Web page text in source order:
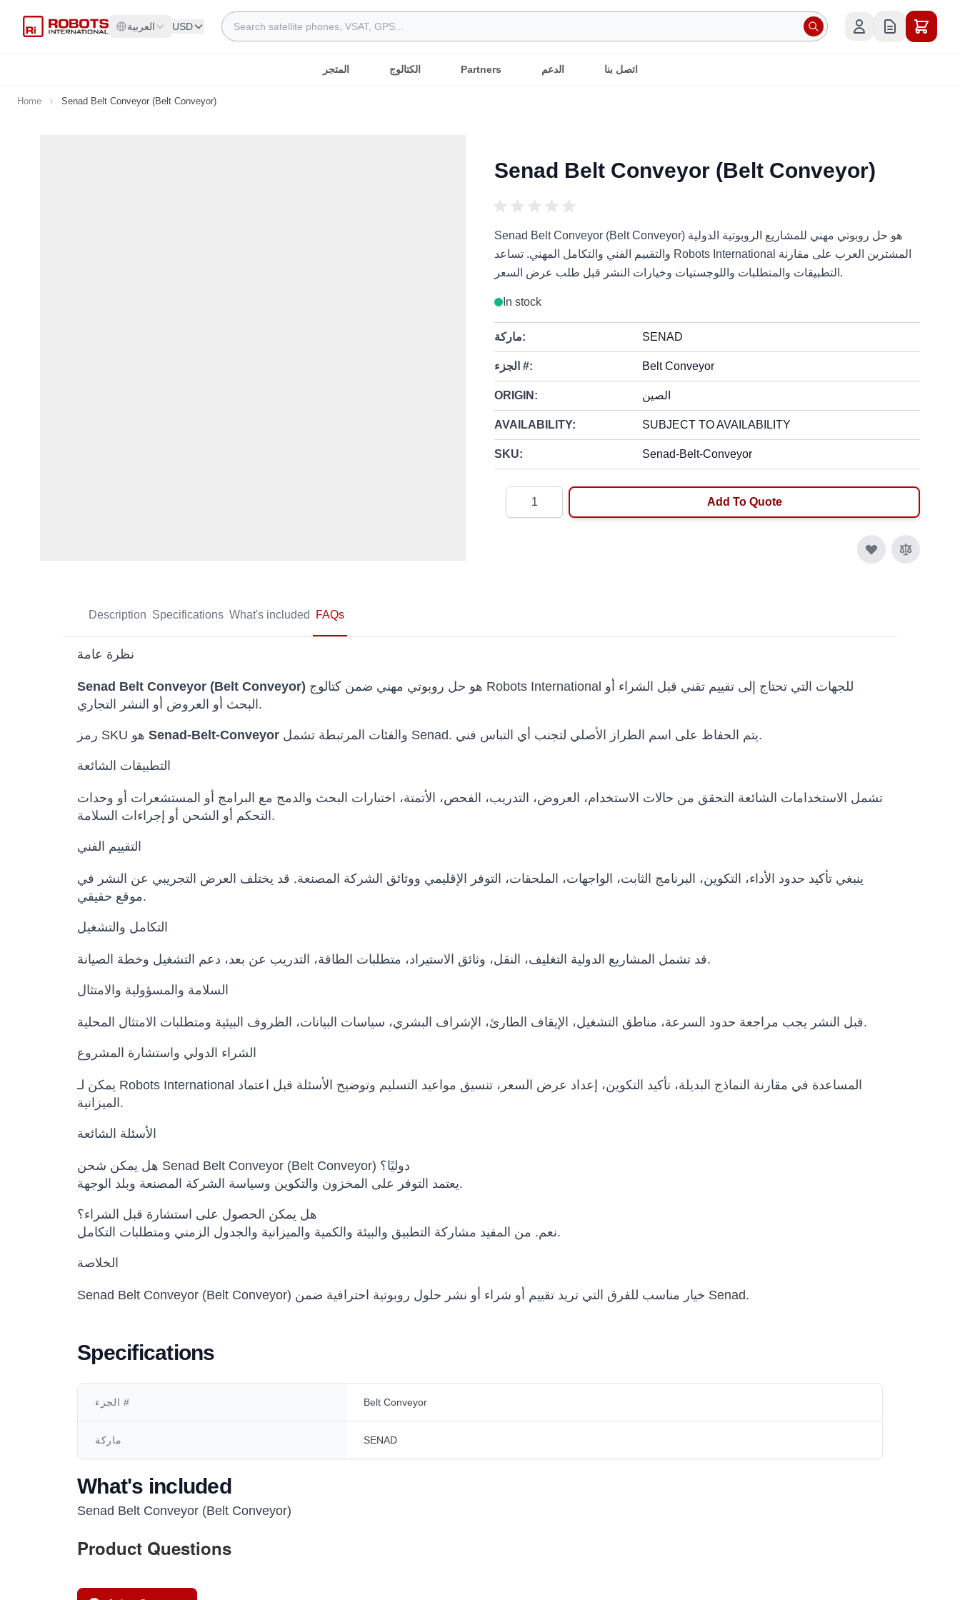
العربية USD
Search
المتجر الكتالوج Partners الدعم اتصل بنا
Home Senad Belt Conveyor (Belt Conveyor)
Senad Belt Conveyor (Belt Conveyor)
Senad Belt Conveyor (Belt Conveyor) هو حل روبوتي مهني للمشاريع الروبوتية الدولية
والتقييم الفني والتكامل المهني. تساعد Robots International المشترين العرب على مقارنة
التطبيقات والمتطلبات واللوجستيات وخيارات النشر قبل طلب عرض السعر.
In stock
ماركة: SENAD
الجزء #: Belt Conveyor
ORIGIN: الصين
AVAILABILITY: SUBJECT TO AVAILABILITY
SKU: Senad-Belt-Conveyor
Add To Quote
Description Specifications What's included FAQs
نظرة عامة
Senad Belt Conveyor (Belt Conveyor)
البحث أو العروض أو النشر التجاري.
Senad-Belt-Conveyor والفئات المرتبطة تشمل Senad. يتم الحفاظ على اسم الطراز الأصلي لتجنب أي التباس فني.
التطبيقات الشائعة
تشمل الاستخدامات الشائعة التحقق من حالات الاستخدام، العروض، التدريب، الفحص، الأتمتة، اختبارات البحث والدمج مع البرامج أو المستشعرات أو وحدات
التحكم أو الشحن أو إجراءات السلامة.
التقييم الفني
ينبغي تأكيد حدود الأداء، التكوين، البرنامج الثابت، الواجهات، الملحقات، التوفر الإقليمي ووثائق الشركة المصنعة. قد يختلف العرض التجريبي عن النشر في
موقع حقيقي.
التكامل والتشغيل
قد تشمل المشاريع الدولية التغليف، النقل، وثائق الاستيراد، متطلبات الطاقة، التدريب عن بعد، دعم التشغيل وخطة الصيانة.
السلامة والمسؤولية والامتثال
قبل النشر يجب مراجعة حدود السرعة، مناطق التشغيل، الإيقاف الطارئ، الإشراف البشري، سياسات البيانات، الظروف البيئية ومتطلبات الامتثال المحلية.
الشراء الدولي واستشارة المشروع
يمكن لـ Robots International المساعدة في مقارنة النماذج البديلة، تأكيد التكوين، إعداد عرض السعر، تنسيق مواعيد التسليم وتوضيح الأسئلة قبل اعتماد
الميزانية.
الأسئلة الشائعة
هل يمكن شحن Senad Belt Conveyor (Belt Conveyor) دوليًا؟
يعتمد التوفر على المخزون والتكوين وسياسة الشركة المصنعة وبلد الوجهة.
هل يمكن الحصول على استشارة قبل الشراء؟
نعم. من المفيد مشاركة التطبيق والبيئة والكمية والميزانية والجدول الزمني ومتطلبات التكامل.
الخلاصة
Senad Belt Conveyor (Belt Conveyor) خيار مناسب للفرق التي تريد تقييم أو شراء أو نشر حلول روبوتية احترافية ضمن Senad.
Specifications
الجزء # Belt Conveyor
ماركة SENAD
What's included
Senad Belt Conveyor (Belt Conveyor)
Product Questions